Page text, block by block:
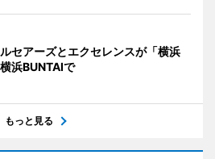
セアーズとエクセレンスが「横浜
浜BUNTAIで
もっと見る